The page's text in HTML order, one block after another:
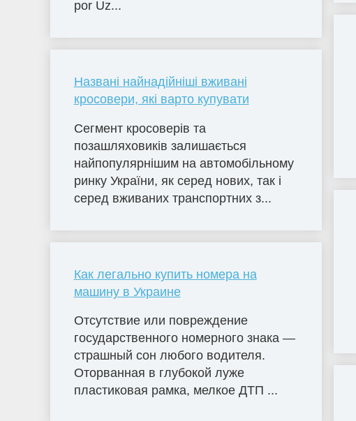
por Uz...
Названі найнадійніші вживані
кросовери, які варто купувати
Сегмент кросоверів та
позашляховиків залишається
найпопулярнішим на автомобільному
ринку України, як серед нових, так і
серед вживаних транспортних з...
Как легально купить номера на
машину в Украине
Отсутствие или повреждение
государственного номерного знака —
страшный сон любого водителя.
Оторванная в глубокой луже
пластиковая рамка, мелкое ДТП ...